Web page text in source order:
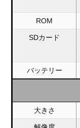
ROM
SDカード
バッテリー
大きさ